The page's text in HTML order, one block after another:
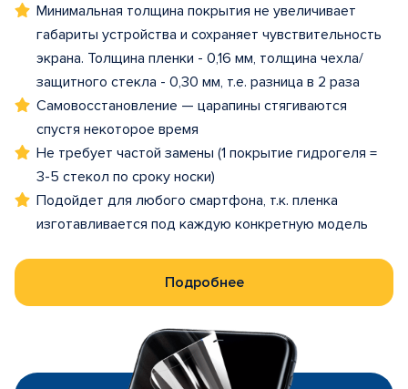
Минимальная толщина покрытия не увеличивает
габариты устройства и сохраняет чувствительность
экрана. Толщина пленки - 0,16 мм, толщина чехла/
защитного стекла - 0,30 мм, т.е. разница в 2 раза
Самовосстановление — царапины стягиваются
спустя некоторое время
Не требует частой замены (1 покрытие гидрогеля =
3-5 стекол по сроку носки)
Подойдет для любого смартфона, т.к. пленка
изготавливается под каждую конкретную модель
Подробнее